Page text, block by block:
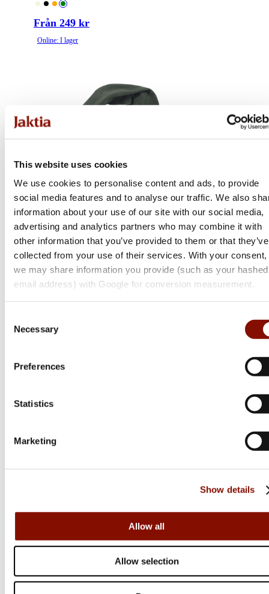
This website uses cookies
We use cookies to personalise content and ads, to provide
social media features and to analyse our traffic. We also
information about your use of our site with our social media,
advertising and analytics partners who may combine it with
other information that you’ve provided to them or that they’ve
collected from your use of their services. With your consent,
we may share information you provide (such as your hashed
email address) with Google for conversion measurement.
Selection
Necessary
Preferences
Statistics
Marketing
Show details
Allow all
Allow selection
Från 249 kr
Online: I lager
Mikrofleece Scarf | Unisex | Green
Från 125 kr